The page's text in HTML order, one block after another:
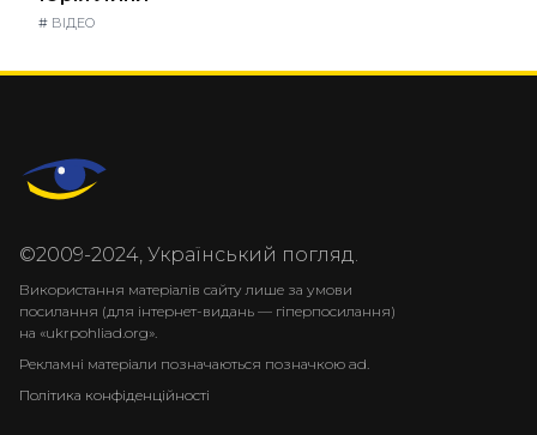
# ВІДЕО
©2009-2024, Український погляд.
Використання матеріалів сайту лише за умови
посилання (для інтернет-видань — гіперпосилання)
на «ukrpohliad.org».
Рекламні матеріали позначаються позначкою ad.
Політика конфіденційності